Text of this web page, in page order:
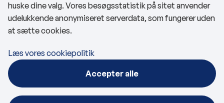
Privatlivspolitik
Cookies
Følg os
BRK på Facebook
huske dine valg. Vores besøgsstatistik på sitet anvender
udelukkende anonymiseret serverdata, som fungerer uden
at sætte cookies.
Læs vores cookiepolitik
Accepter alle